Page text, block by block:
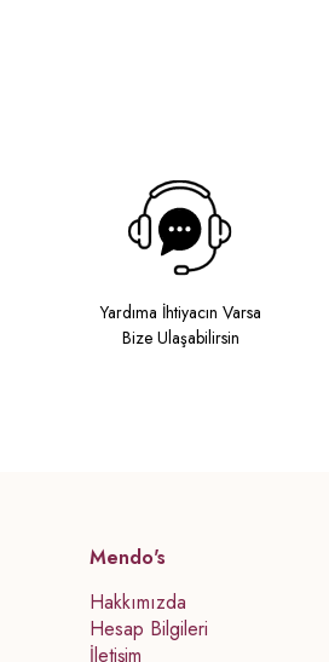
Yardıma İhtiyacın Varsa
Bize Ulaşabilirsin
Mendo's
Hakkımızda
Hesap Bilgileri
İletişim